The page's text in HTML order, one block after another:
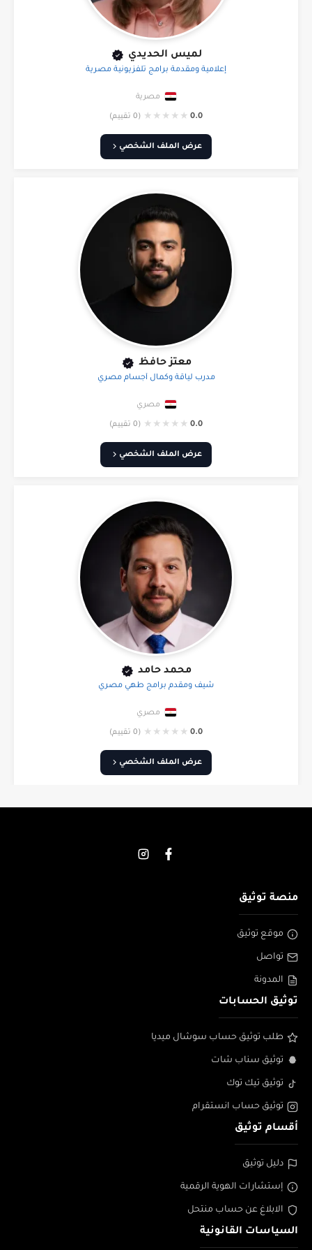
لميس الحديدي
إعلامية ومقدمة برامج تلفزيونية مصرية
مصرية
0.0
★
★
★
★
★ (0 تقييم)
عرض الملف الشخصي
معتز حافظ
مدرب لياقة وكمال أجسام مصري
مصري
0.0
★
★
★
★
★ (0 تقييم)
عرض الملف الشخصي
محمد حامد
شيف ومقدم برامج طهي مصري
مصري
0.0
★
★
★
★
★ (0 تقييم)
عرض الملف الشخصي
منصة توثيق
موقع توثيق
تواصل
المدونة
توثيق الحسابات
طلب توثيق حساب سوشال ميديا
توثيق سناب شات
توثيق تيك توك
توثيق حساب انستقرام
أقسام توثيق
دليل توثيق
إستشارات الهوية الرقمية
الابلاغ عن حساب منتحل
السياسات القانونية